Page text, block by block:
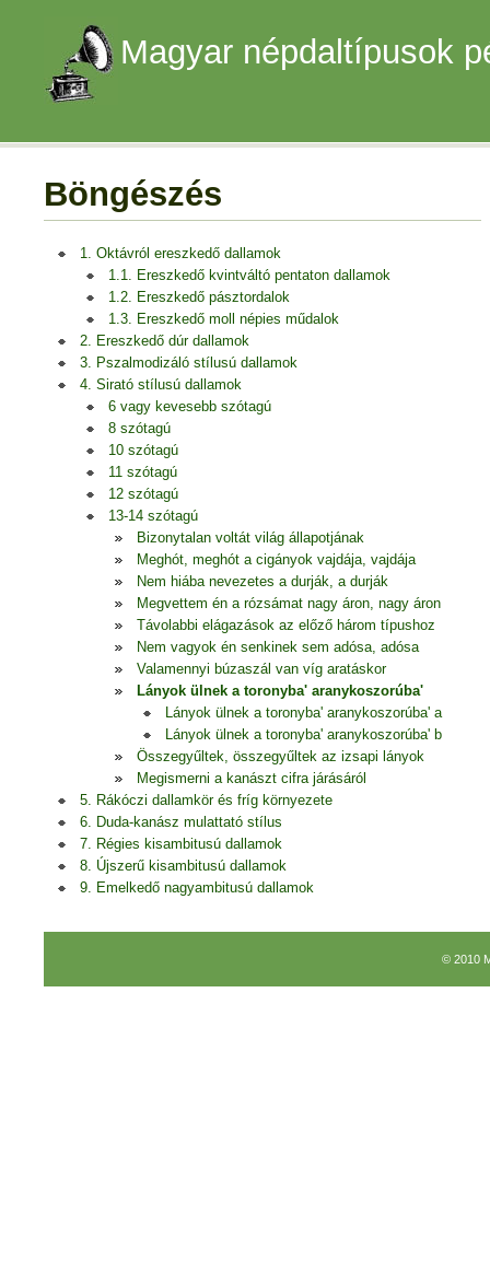
Magyar népdaltípusok
Böngészés
1. Oktávról ereszkedő dallamok
1.1. Ereszkedő kvintváltó pentaton dallamok
1.2. Ereszkedő pásztordalok
1.3. Ereszkedő moll népies műdalok
2. Ereszkedő dúr dallamok
3. Pszalmodizáló stílusú dallamok
4. Sirató stílusú dallamok
6 vagy kevesebb szótagú
8 szótagú
10 szótagú
11 szótagú
12 szótagú
13-14 szótagú
Bizonytalan voltát világ állapotjának
Meghót, meghót a cigányok vajdája, vajdája
Nem hiába nevezetes a durják, a durják
Megvettem én a rózsámat nagy áron, nagy áron
Távolabbi elágazások az előző három típushoz
Nem vagyok én senkinek sem adósa, adósa
Valamennyi búzaszál van víg aratáskor
Lányok ülnek a toronyba' aranykoszorúba'
Lányok ülnek a toronyba' aranykoszorúba' a
Lányok ülnek a toronyba' aranykoszorúba' b
Összegyűltek, összegyűltek az izsapi lányok
Megismerni a kanászt cifra járásáról
5. Rákóczi dallamkör és fríg környezete
6. Duda-kanász mulattató stílus
7. Régies kisambitusú dallamok
8. Újszerű kisambitusú dallamok
9. Emelkedő nagyambitusú dallamok
© 2010